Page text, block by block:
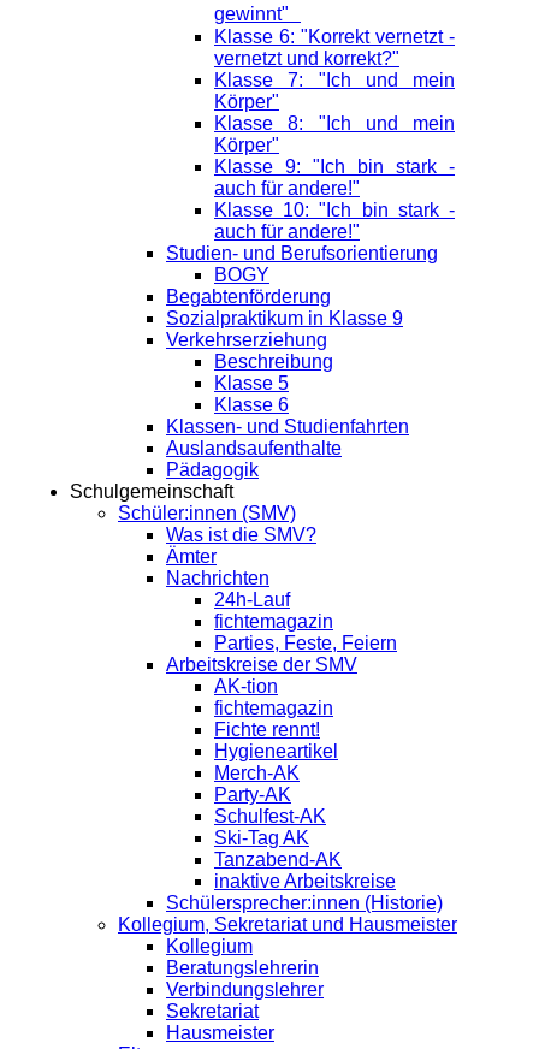
gewinnt"
Klasse 6: "Korrekt vernetzt -
vernetzt und korrekt?"
Klasse 7: "Ich und mein
Körper"
Klasse 8: "Ich und mein
Körper"
Klasse 9: "Ich bin stark -
auch für andere!"
Klasse 10: "Ich bin stark -
auch für andere!"
Studien- und Berufsorientierung
BOGY
Begabtenförderung
Sozialpraktikum in Klasse 9
Verkehrserziehung
Beschreibung
Klasse 5
Klasse 6
Klassen- und Studienfahrten
Auslandsaufenthalte
Pädagogik
Schulgemeinschaft
Schüler:innen (SMV)
Was ist die SMV?
Ämter
Nachrichten
24h-Lauf
fichtemagazin
Parties, Feste, Feiern
Arbeitskreise der SMV
AK-tion
fichtemagazin
Fichte rennt!
Hygieneartikel
Merch-AK
Party-AK
Schulfest-AK
Ski-Tag AK
Tanzabend-AK
inaktive Arbeitskreise
Schülersprecher:innen (Historie)
Kollegium, Sekretariat und Hausmeister
Kollegium
Beratungslehrerin
Verbindungslehrer
Sekretariat
Hausmeister